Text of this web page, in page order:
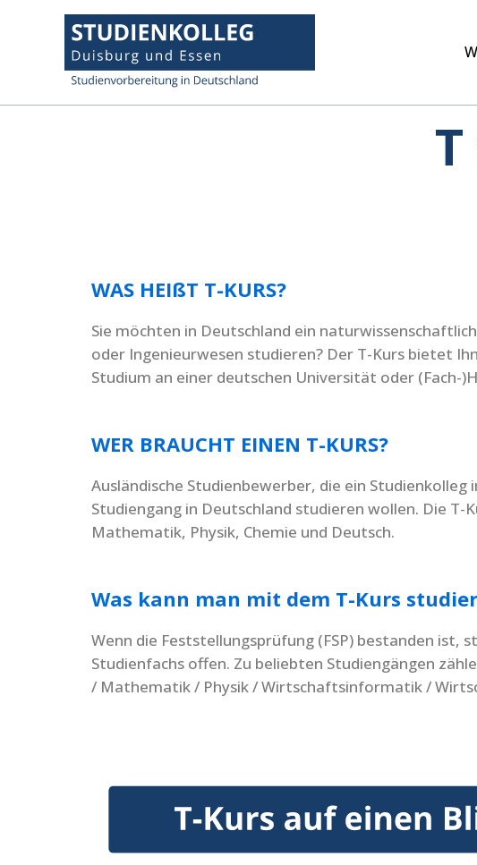
WAS HEIßT T-KURS?
Sie möchten in Deutschland ein
oder Ingenieurwesen studieren? Der T-Kurs bietet
Studium an einer deutschen Universität oder (Fach-
WER BRAUCHT EINEN T-KURS?
Ausländische Studienbewerber, die ein
Studiengang in Deutschland studieren wollen. Die
Mathematik, Physik, Chemie und Deutsch.
Was kann man mit dem T-Kurs
Wenn die Feststellungsprüfung (FSP) bestanden ist,
Studienfachs offen. Zu beliebten Studiengängen
/ Mathematik / Physik / Wirtschaftsinformatik /